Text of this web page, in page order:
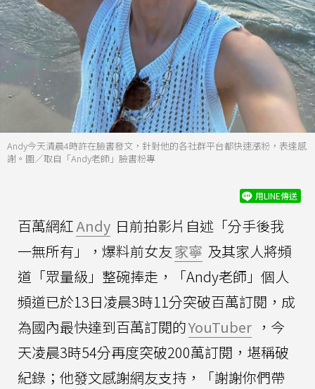
Andy今天清晨4時許在臉書發文，針對他的各社群平台都快速漲粉，表達感
謝。圖／取自「Andy老師」臉書粉專
用LINE傳送
百萬網紅Andy 日前拍影片自述「分手後我
一無所有」，爆料前女友家寧 及其家人將頻
道「眾量級」整碗捧走，「Andy老師」個人
頻道已於13日凌晨3時11分突破百萬訂閱，成
為國內最快達到百萬訂閱的YouTuber ，今
天凌晨3時54分再度突破200萬訂閱，堪稱破
紀錄；他發文感謝網友支持，「謝謝你們帶